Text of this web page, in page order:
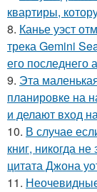
квартиры,
8. Канье уэст
трека Gemini
его последнего
9. Эта
планировке на
и делают вход
10. В случае
книг, никогда
цитата Джона
11.